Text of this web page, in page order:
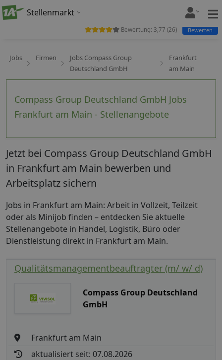
Stellenmarkt
Jobs Firmen
Jobs Compass Group
Deutschland GmbH
Frankfurt
am Main
Compass Group Deutschland GmbH Jobs
Frankfurt am Main - Stellenangebote
Bewertung: 3,77 (26) Bewerten
Jetzt bei Compass Group Deutschland GmbH
in Frankfurt am Main bewerben und
Arbeitsplatz sichern
Jobs in Frankfurt am Main: Arbeit in Vollzeit, Teilzeit
oder als Minijob finden – entdecken Sie aktuelle
Stellenangebote in Handel, Logistik, Büro oder
Dienstleistung direkt in Frankfurt am Main.
Qualitätsmanagementbeauftragter (m/ w/ d)
Compass Group Deutschland
GmbH
Frankfurt am Main
aktualisiert seit: 07.08.2026